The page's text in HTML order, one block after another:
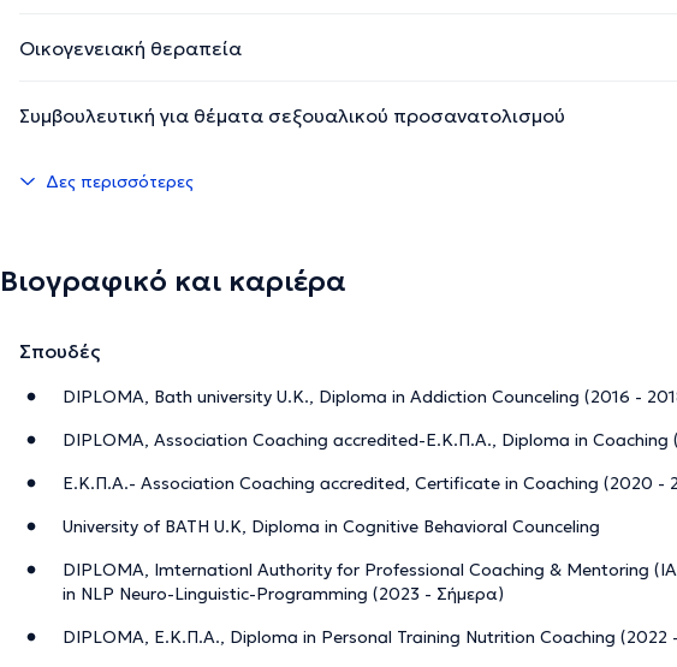
Οικογενειακή θεραπεία
Συμβουλευτική για θέματα σεξουαλικού προσανατολισμού
Δες περισσότερες
Βιογραφικό και καριέρα
Σπουδές
DIPLOMA, Bath university U.K., Diploma in Addiction Counceling (2016 -
DIPLOMA, Association Coaching accredited-Ε.Κ.Π.Α., Diploma in Coaching
Ε.Κ.Π.Α.- Association Coaching accredited, Certificate in Coaching (2020 -
University of BATH U.K, Diploma in Cognitive Behavioral Counceling
DIPLOMA, Imternationl Authority for Professional Coaching & Mentoring
in NLP Neuro-Linguistic-Programming (2023 - Σήμερα)
DIPLOMA, Ε.Κ.Π.Α., Diploma in Personal Training Nutrition Coaching (2022